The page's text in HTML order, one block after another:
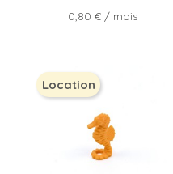
Prix
0,80 € / mois
Location